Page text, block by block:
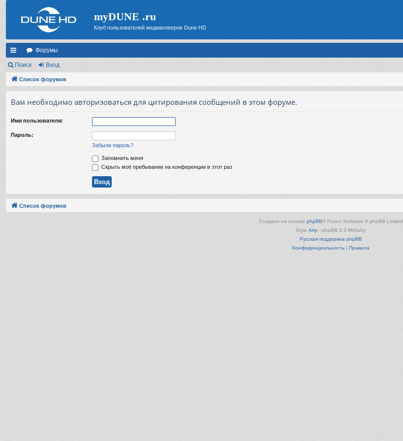
myDUNE .ru
Клуб пользователей медиаплееров Dune HD
с
ы
Форумы
Поиск Вход
Список форумов
Вам необходимо авторизоваться для цитирования сообщений в этом форуме.
Имя пользователя:
Пароль:
Забыли пароль?
Запомнить меня
Скрыть моё пребывание на конференции в этот раз
Список форумов
Создано на основе phpBB® Forum Software © phpBB Limited
Style Arty - phpBB 3.3 MrGaby
Русская поддержка phpBB
Конфиденциальность| Правила